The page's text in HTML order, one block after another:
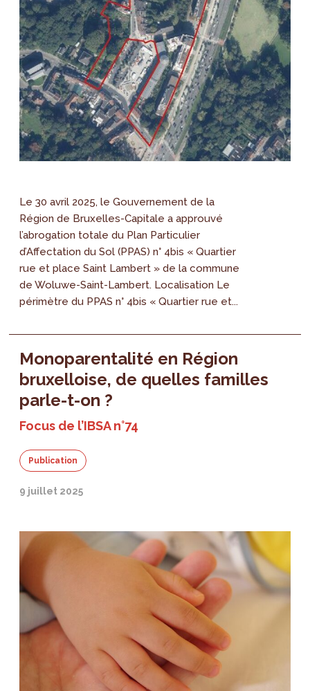
Le 30 avril 2025, le Gouvernement de la
Région de Bruxelles-Capitale a approuvé
l’abrogation totale du Plan Particulier
d’Affectation du Sol (PPAS) n° 4bis « Quartier
rue et place Saint Lambert » de la commune
de Woluwe-Saint-Lambert. Localisation Le
périmètre du PPAS n° 4bis « Quartier rue et...
Monoparentalité en Région
bruxelloise, de quelles familles
parle-t-on ?
Focus de l’IBSA n°74
Publication
9 juillet 2025